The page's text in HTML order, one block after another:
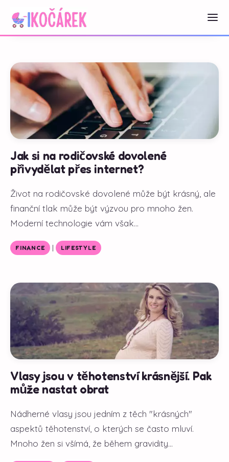
Jak si na rodičovské dovolené
přivydělat přes internet?
Život na rodičovské dovolené může být krásný, ale
finanční tlak může být výzvou pro mnoho žen.
Moderní technologie vám však...
FINANCE | LIFESTYLE
Vlasy jsou v těhotenství krásnější. Pak
může nastat obrat
Nádherné vlasy jsou jedním z těch "krásných"
aspektů těhotenství, o kterých se často mluví.
Mnoho žen si všímá, že během gravidity...